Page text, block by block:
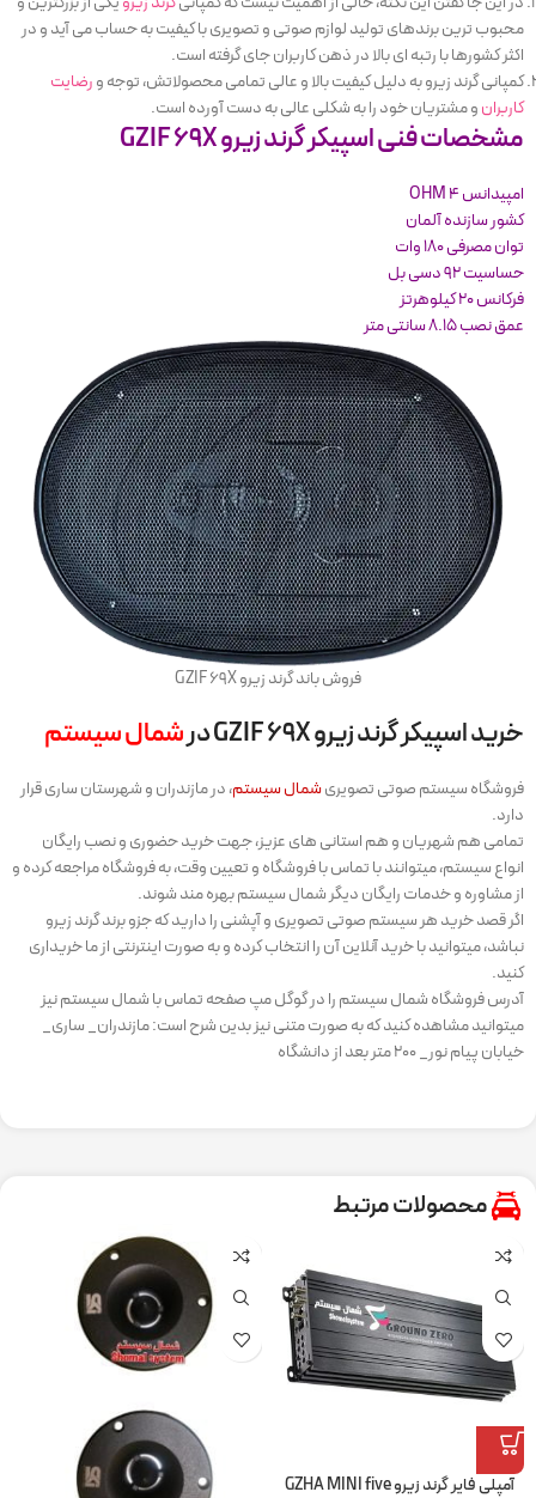
محبوب ترین برندهای تولید لوازم صوتی و تصویری با کیفیت به حساب می آید و در
اکثر کشور‌ها با رتبه ای بالا در ذهن کاربران جای گرفته است.
کمپانی گرند زیرو به دلیل کیفیت بالا و عالی تمامی محصولاتش، توجه ورضایت
کاربرانو مشتریان خود را به شکلی عالی به دست آورده است.
مشخصات فنی اسپیکر گرند زیرو GZIF 69X
امپیدانس OHM 4
کشور سازنده آلمان
توان مصرفی ۱۸۰ وات
حساسیت ۹۲ دسی بل
فرکانس ۲۰ کیلوهرتز
عمق نصب ۸.۱۵ سانتی متر
فروش باند گرند زیرو GZIF 69X
خرید اسپیکر گرند زیرو GZIF 69X در شمال سیستم
فروشگاه سیستم صوتی تصویریشمال سیستم، در مازندران و شهرستان ساری قرار
دارد.
تمامی هم شهریان و هم استانی های عزیز، جهت خرید حضوری و نصب رایگان
انواع سیستم، میتوانند با تماس با فروشگاه و تعیین وقت، به فروشگاه مراجعه کرده و
از مشاوره و خدمات رایگان دیگر شمال سیستم بهره مند شوند.
اگر قصد خرید هر سیستم صوتی تصویری و آپشنی را دارید که جزو برند گرند زیرو
نباشد، میتوانید با خرید آنلاین آن را انتخاب کرده و به صورت اینترنتی از ما خریداری
کنید.
آدرس فروشگاه شمال سیستم را در گوگل مپ صفحه تماس با شمال سیستم نیز
میتوانید مشاهده کنید که به صورت متنی نیز بدین شرح است: مازندران_ ساری_
خیابان پیام نور_ ۲۰۰ متر بعد از دانشگاه
محصولات مرتبط
آمپلی فایر گرند زیرو GZHA MINI five